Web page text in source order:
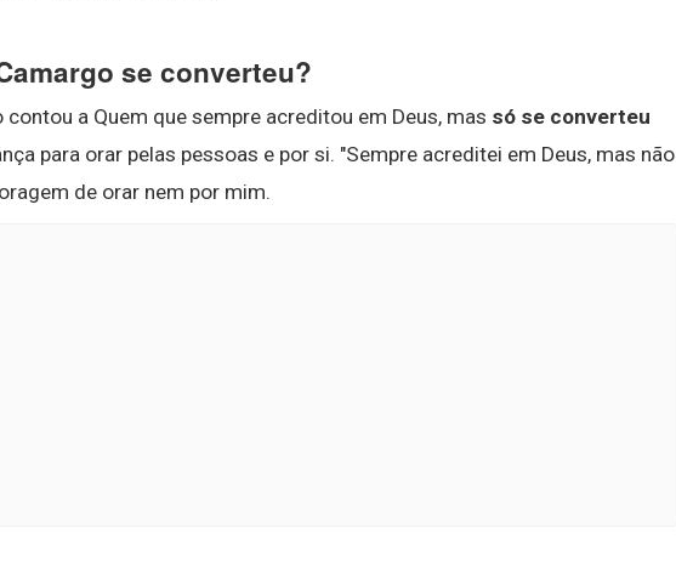
se converteu?
a Quem que sempre acreditou em Deus, mas só se converteu
para orar pelas pessoas e por si. "Sempre acreditei em Deus, mas não
de orar nem por mim.